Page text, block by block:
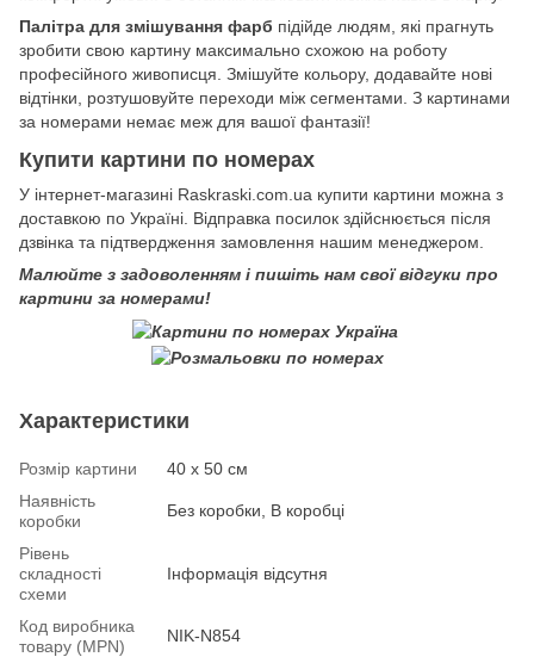
Палітра для змішування фарб підійде людям, які прагнуть
зробити свою картину максимально схожою на роботу
професійного живописця. Змішуйте кольору, додавайте нові
відтінки, розтушовуйте переходи між сегментами. З картинами
за номерами немає меж для вашої фантазії!
Купити картини по номерах
У інтернет-магазині Raskraski.com.ua купити картини можна з
доставкою по Україні. Відправка посилок здійснюється після
дзвінка та підтвердження замовлення нашим менеджером.
Малюйте з задоволенням і пишіть нам свої відгуки про
картини за номерами!
Характеристики
Розмір картини
40 х 50 см
Наявність
коробки
Без коробки, В коробці
Рівень
складності
схеми
Інформація відсутня
Код виробника
товару (MPN)
NIK-N854